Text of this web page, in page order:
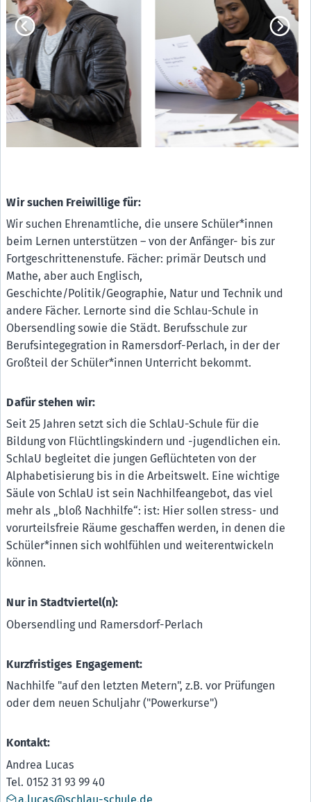
E4 Mama lernt Deutsch-Verein für Fraueninteressen e.V.
E5 Münchner Aids-Hilfe e.V.
E6 Münchner Nachbarschaftstreffs
E10 Offene Behindertenarbeit evan. in der Region
E8 Radio LORA München
SchlaU - Trägerkreis Junge Flüchtlinge e.V.
Wir suchen Freiwillige für:
Wir suchen Ehrenamtliche, die unsere Schüler*innen
beim Lernen unterstützen – von der Anfänger- bis zur
Fortgeschrittenenstufe. Fächer: primär Deutsch und
Mathe, aber auch Englisch,
Geschichte/Politik/Geographie, Natur und Technik und
andere Fächer. Lernorte sind die Schlau-Schule in
Obersendling sowie die Städt. Berufsschule zur
Berufsintegegration in Ramersdorf-Perlach, in der der
Großteil der Schüler*innen Unterricht bekommt.
Dafür stehen wir:
Seit 25 Jahren setzt sich die SchlaU-Schule für die
Bildung von Flüchtlingskindern und -jugendlichen ein.
SchlaU begleitet die jungen Geflüchteten von der
Alphabetisierung bis in die Arbeitswelt. Eine wichtige
Säule von SchlaU ist sein Nachhilfeangebot, das viel
mehr als „bloß Nachhilfe“: ist: Hier sollen stress- und
vorurteilsfreie Räume geschaffen werden, in denen die
Schüler*innen sich wohlfühlen und weiterentwickeln
können.
Nur in Stadtviertel(n):
Obersendling und Ramersdorf-Perlach
Kurzfristiges Engagement:
Nachhilfe "auf den letzten Metern", z.B. vor Prüfungen
oder dem neuen Schuljahr ("Powerkurse")
Kontakt:
Andrea Lucas
Tel. 0152 31 93 99 40
a.lucas@schlau-schule.de